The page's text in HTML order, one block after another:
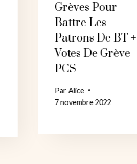
Grèves Pour
Battre Les
Patrons De BT +
Votes De Grève
PCS
ParAlice
7 novembre 2022